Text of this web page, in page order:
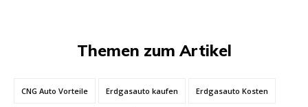
Themen zum Artikel
CNG Auto Vorteile Erdgasauto kaufen Erdgasauto Kosten